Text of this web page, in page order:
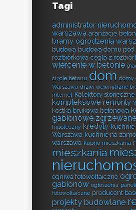
Tagi
administrator
warszawa aranżacje
bramy ogrodzenia
budowa budowa domu
rozbiórkowa cegła z
wiercenie w betonie
cięcie betonu dom domy
Warszawa drzwi wewnętrzne
internet Kolektory
kompleksowe remonty
kostka brukowa betonowa
gabionowe zgrzewane
hipoteczny kredyty
Warszawa kuchnie na
warszawa kupno mieszkania
mieszkania
ogniwa fotowoltaiczne
gabionów ogłoszenia
fotowoltaiczne producent
projekty budowlane